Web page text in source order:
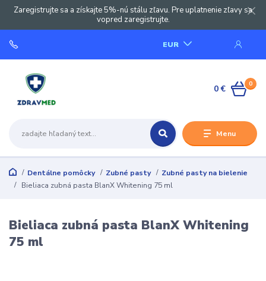
Zaregistrujte sa a získajte 5%-nú stálu zľavu. Pre uplatnenie zľavy sa
vopred zaregistrujte.
Menu
EUR
0
0 €
Dentálne pomôcky Zubné pasty
Zubné pasty na bielenie
Bieliaca zubná pasta BlanX Whitening 75 ml
Bieliaca zubná pasta BlanX Whitening
75 ml